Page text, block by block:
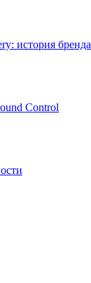
история бренда
Control